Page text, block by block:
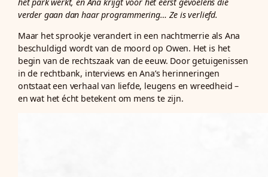
verder gaan dan haar programmering… Ze is verliefd.
Maar het sprookje verandert in een nachtmerrie als Ana
beschuldigd wordt van de moord op Owen. Het is het
begin van de rechtszaak van de eeuw. Door getuigenissen
in de rechtbank, interviews en Ana’s herinneringen
ontstaat een verhaal van liefde, leugens en wreedheid –
en wat het écht betekent om mens te zijn.